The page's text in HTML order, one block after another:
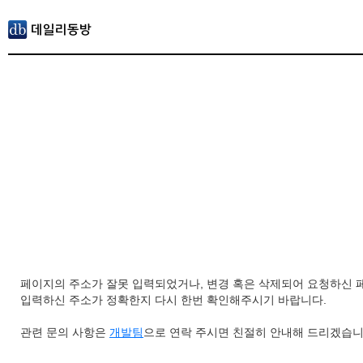
페이지의 주소가 잘못 입력되었거나, 변경 혹은 삭제되어 요청하신
입력하신 주소가 정확한지 다시 한번 확인해주시기 바랍니다.
관련 문의 사항은 개발팀 으로 연락 주시면 친절히 안내해 드리겠습